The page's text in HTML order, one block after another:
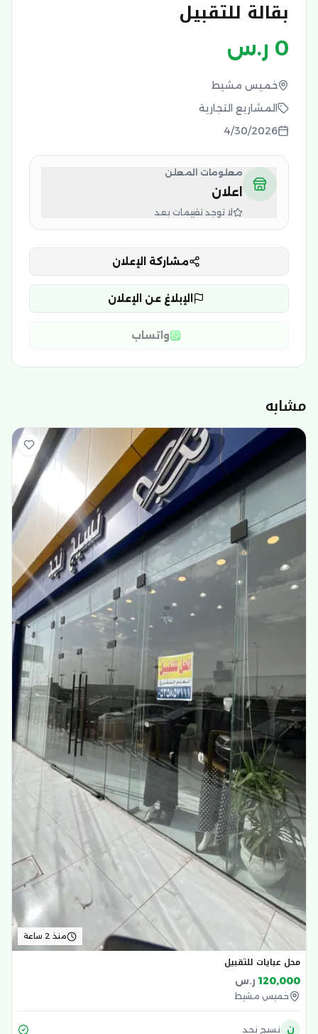
بقالة للتقبيل
0 ر.س
خميس مشيط
المشاريع التجارية
4/30/2026
معلومات المعلن
اعلان
لا توجد تقييمات بعد
مشاركة الإعلان
الإبلاغ عن الإعلان
واتساب
مشابه
منذ 2 ساعة
محل عبايات للتقبيل
120,000 ر.س
خميس مشيط
ن نسيج نجد